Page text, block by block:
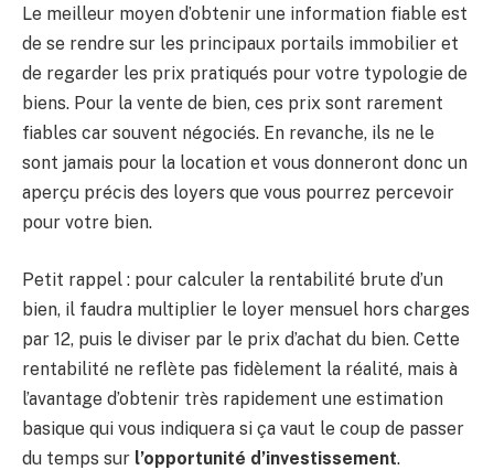
Le meilleur moyen d’obtenir une information fiable est
de se rendre sur les principaux portails immobilier et
de regarder les prix pratiqués pour votre typologie de
biens. Pour la vente de bien, ces prix sont rarement
fiables car souvent négociés. En revanche, ils ne le
sont jamais pour la location et vous donneront donc un
aperçu précis des loyers que vous pourrez percevoir
pour votre bien.
Petit rappel : pour calculer la rentabilité brute d’un
bien, il faudra multiplier le loyer mensuel hors charges
par 12, puis le diviser par le prix d’achat du bien. Cette
rentabilité ne reflète pas fidèlement la réalité, mais à
l’avantage d’obtenir très rapidement une estimation
basique qui vous indiquera si ça vaut le coup de passer
du temps sur l’opportunité d’investissement.